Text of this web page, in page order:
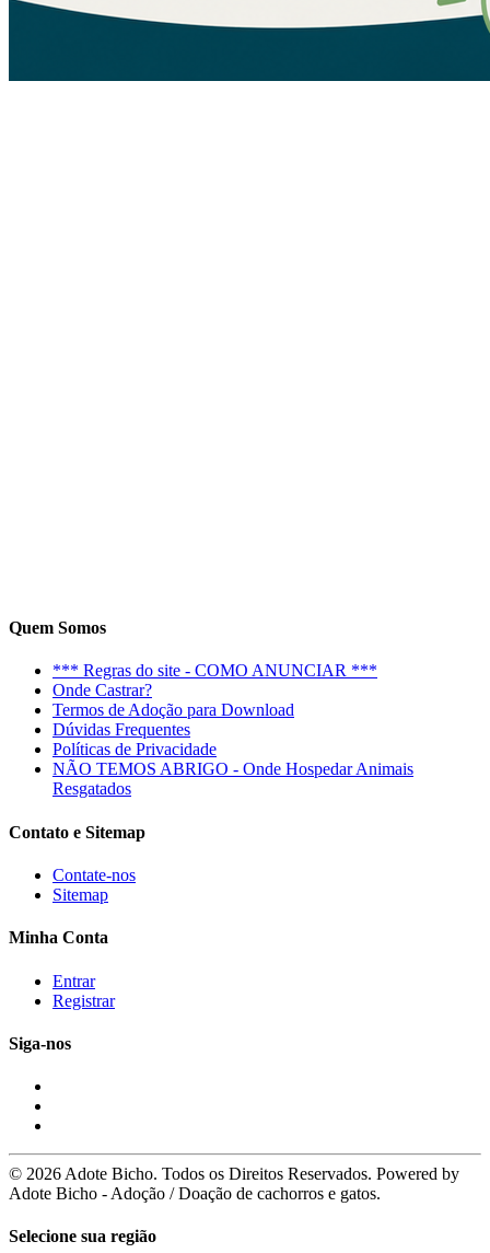
Quem Somos
*** Regras do site - COMO ANUNCIAR ***
Onde Castrar?
Termos de Adoção para Download
Dúvidas Frequentes
Políticas de Privacidade
NÃO TEMOS ABRIGO - Onde Hospedar Animais
Resgatados
Contato e Sitemap
Contate-nos
Sitemap
Minha Conta
Entrar
Registrar
Siga-nos
© 2026 Adote Bicho. Todos os Direitos Reservados. Powered by
Adote Bicho - Adoção / Doação de cachorros e gatos.
Selecione sua região